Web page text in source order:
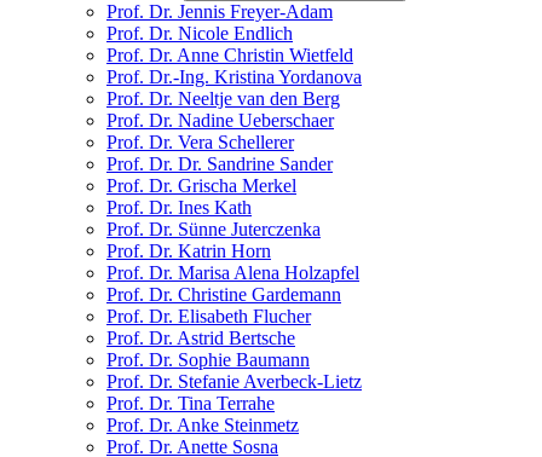
Prof. Dr. Jennis Freyer-Adam
Prof. Dr. Nicole Endlich
Prof. Dr. Anne Christin Wietfeld
Prof. Dr.-Ing. Kristina Yordanova
Prof. Dr. Neeltje van den Berg
Prof. Dr. Nadine Ueberschaer
Prof. Dr. Vera Schellerer
Prof. Dr. Dr. Sandrine Sander
Prof. Dr. Grischa Merkel
Prof. Dr. Ines Kath
Prof. Dr. Sünne Juterczenka
Prof. Dr. Katrin Horn
Prof. Dr. Marisa Alena Holzapfel
Prof. Dr. Christine Gardemann
Prof. Dr. Elisabeth Flucher
Prof. Dr. Astrid Bertsche
Prof. Dr. Sophie Baumann
Prof. Dr. Stefanie Averbeck-Lietz
Prof. Dr. Tina Terrahe
Prof. Dr. Anke Steinmetz
Prof. Dr. Anette Sosna